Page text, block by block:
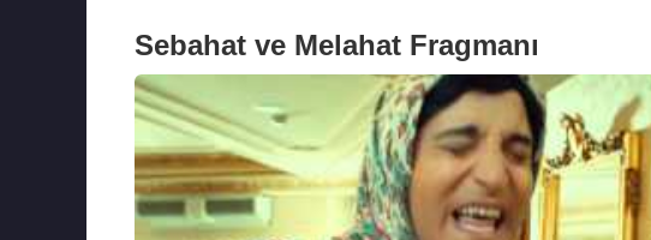
Sebahat ve Melahat Fragmanı